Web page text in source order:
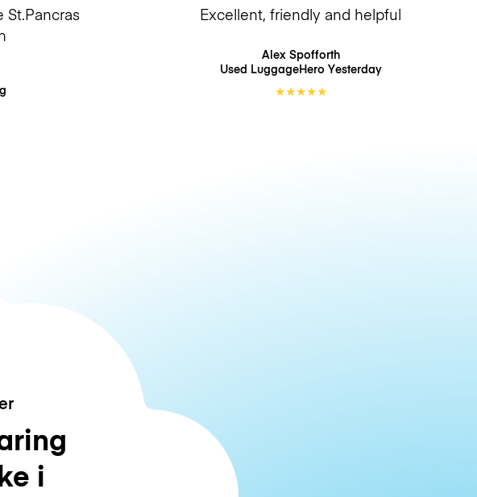
Excellent, friendly and helpful
Alex Spofforth
Used LuggageHero Yesterday
★★★★★
i